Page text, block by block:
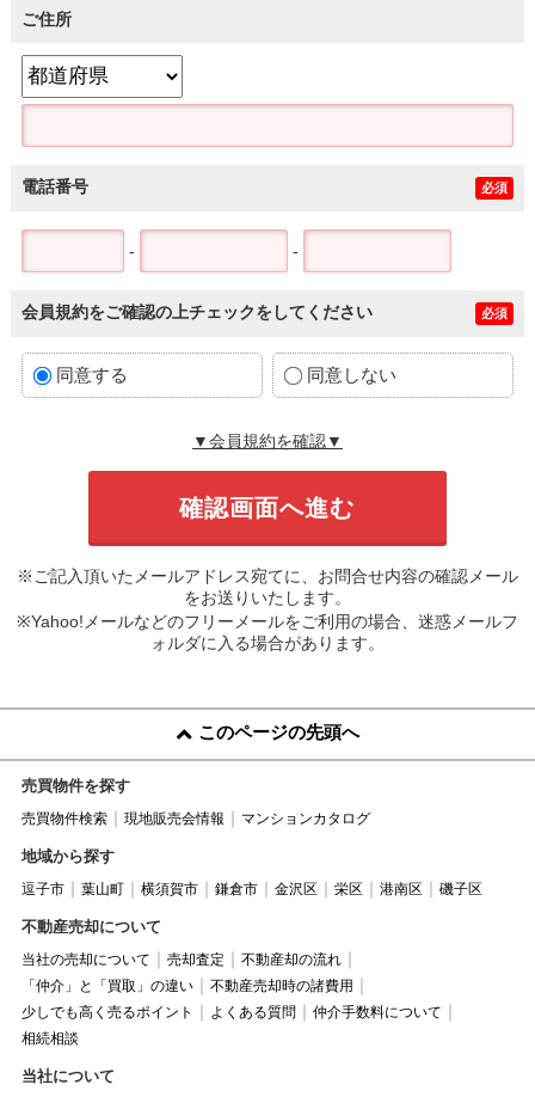
ご住所
電話番号 必須
- -
会員規約をご確認の上チェックをしてください 必須
同意する 同意しない
▼会員規約を確認▼
※ご記入頂いたメールアドレス宛てに、お問合せ内容の確認メール
をお送りいたします。
※Yahoo!メールなどのフリーメールをご利用の場合、迷惑メールフ
ォルダに入る場合があります。
このページの先頭へ
売買物件を探す
売買物件検索 現地販売会情報 マンションカタログ
地域から探す
逗子市 葉山町 横須賀市 鎌倉市 金沢区 栄区 港南区 磯子区
不動産売却について
当社の売却について 売却査定
不動産却の流れ
「仲介」と「買取」の違い
不動産売却時の諸費用
少しでも高く売るポイント
よくある質問
仲介手数料について
相続相談
当社について